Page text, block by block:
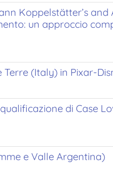
Koppelstätter’s and
un approccio
(Italy) in Pixar-
di Case
e Valle Argentina)